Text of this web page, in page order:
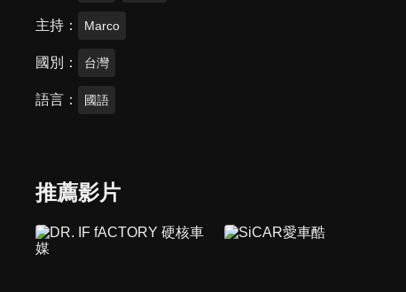
主持 Marco
國別 台灣
語言 國語
推薦影片